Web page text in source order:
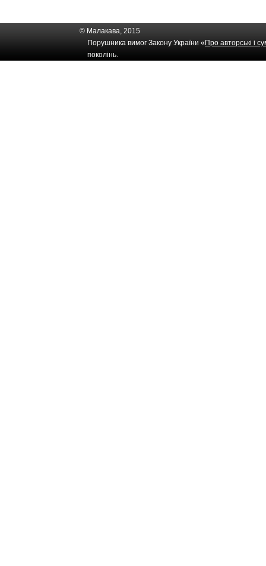
© Малакава, 2015
Порушника вимог Закону України « Про авторські і
поколінь.